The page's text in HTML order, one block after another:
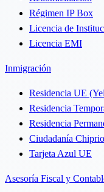
Régimen IP Box
Licencia de
Licencia EMI
Inmigración
Residencia UE
Residencia
Residencia
Ciudadanía
Tarjeta Azul UE
Asesoría Fiscal y